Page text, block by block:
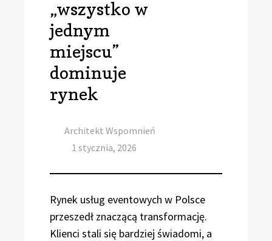
„wszystko w
jednym
miejscu”
dominuje
rynek
Author
Architekt Wspomnień
Posted
1 stycznia, 2026
Rynek usług eventowych w Polsce
przeszedł znaczącą transformację.
Klienci stali się bardziej świadomi, a